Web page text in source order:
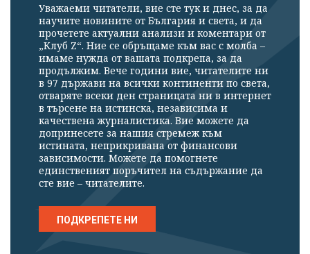
Уважаеми читатели, вие сте тук и днес, за да
научите новините от България и света, и да
прочетете актуални анализи и коментари от
„Клуб Z“. Ние се обръщаме към вас с молба –
имаме нужда от вашата подкрепа, за да
продължим. Вече години вие, читателите ни
в 97 държави на всички континенти по света,
отваряте всеки ден страницата ни в интернет
в търсене на истинска, независима и
качествена журналистика. Вие можете да
допринесете за нашия стремеж към
истината, неприкривана от финансови
зависимости. Можете да помогнете
единственият поръчител на съдържание да
сте вие – читателите.
ПОДКРЕПЕТЕ НИ